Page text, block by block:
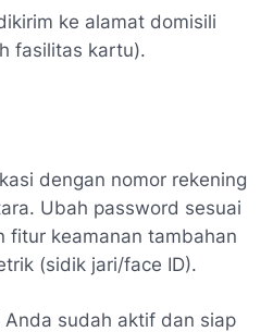
ke alamat domisili
fasilitas kartu).
dengan nomor rekening
Ubah password sesuai
fitur keamanan tambahan
(sidik jari/face ID).
sudah aktif dan siap